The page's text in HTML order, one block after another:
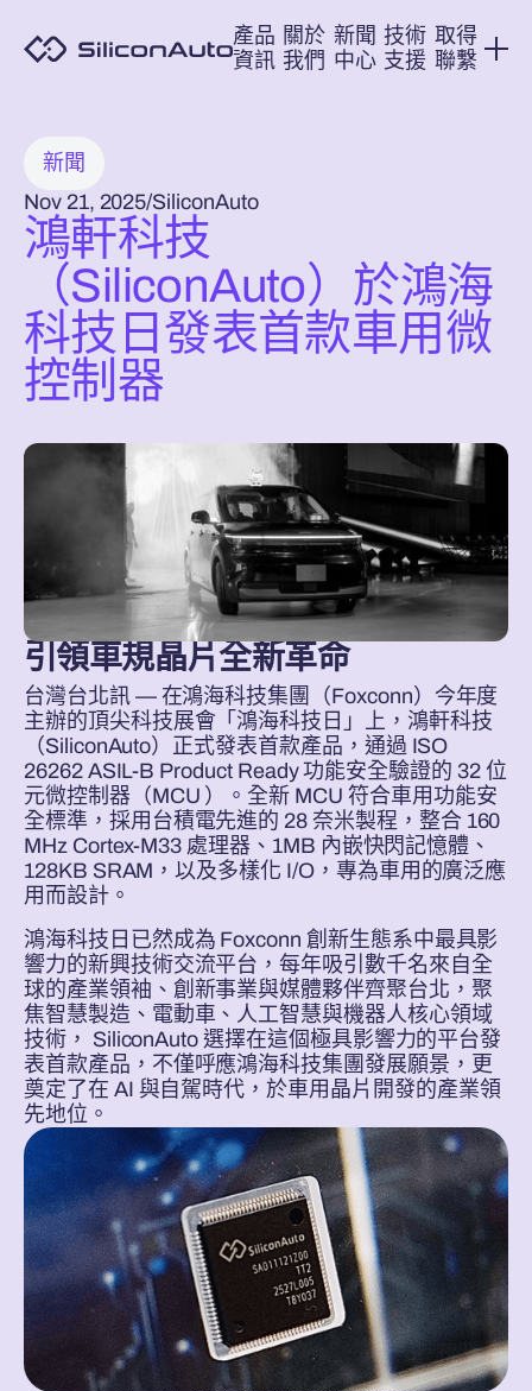
產品
資訊
關於
我們
新聞
中心
技術
支援
取得
聯繫
新聞
Nov 21, 2025/SiliconAuto
鴻軒科技
（SiliconAuto）於鴻海
科技日發表首款車用微
控制器
引領車規晶片全新革命
台灣台北訊 — 在鴻海科技集團（Foxconn）今年度
主辦的頂尖科技展會「鴻海科技日」上，鴻軒科技
（SiliconAuto）正式發表首款產品，通過 ISO
26262 ASIL-B Product Ready 功能安全驗證的 32 位
元微控制器（MCU ）。全新 MCU 符合車用功能安
全標準，採用台積電先進的 28 奈米製程，整合 160
MHz Cortex-M33 處理器、1MB 內嵌快閃記憶體、
128KB SRAM，以及多樣化 I/O，專為車用的廣泛應
用而設計。
鴻海科技日已然成為 Foxconn 創新生態系中最具影
響力的新興技術交流平台，每年吸引數千名來自全
球的產業領袖、創新事業與媒體夥伴齊聚台北，聚
焦智慧製造、電動車、人工智慧與機器人核心領域
技術， SiliconAuto 選擇在這個極具影響力的平台發
表首款產品，不僅呼應鴻海科技集團發展願景，更
奠定了在 AI 與自駕時代，於車用晶片開發的產業領
先地位。